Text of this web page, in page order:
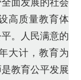
高质量教育体
。人民满意的
大计，教育为
教育公平发展